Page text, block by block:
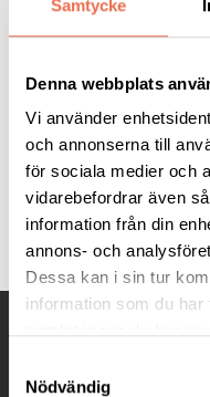
Samtycke
Denna webbplats
Vi använder
och annonserna till
för sociala medier och
vidarebefordrar även
information från din
annons- och
Dessa kan i sin tur
information som du
Nödvändig